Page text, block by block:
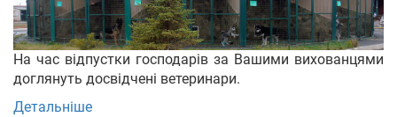
На час відпустки господарів за Вашими вихованцями
доглянуть досвідчені ветеринари.
Детальніше